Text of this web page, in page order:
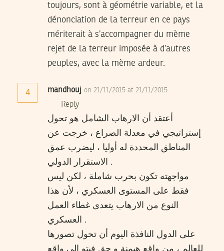
toujours, sont à géométrie variable, et la
dénonciation de la terreur en ce pays
mériterait à s’accompagner du mème
rejet de la terreur imposée à d’autres
peuples, avec la mème ardeur.
4 mandhouj on 21/11/2015 at 21/11/2015
Reply
أعتقد أن الارهاب الشامل هو تحول
إستراتيجي في معدلة الصراع ، خرجت عن
المناطق المحددة له أوليا ، ليضرب عمق
الاستقرار الدولي .
مواجهته تكون بحرب شاملة ، لكن ليس
فقط على المستوى العسكري ، لأن هذا
النوع من الارهاب يتعدى غطاء العمل
العسكري .
على الدول النافذة اليوم أن تحول تصورها
للعالم ، من واقع هيمنة و حق فيتو إلى واقع